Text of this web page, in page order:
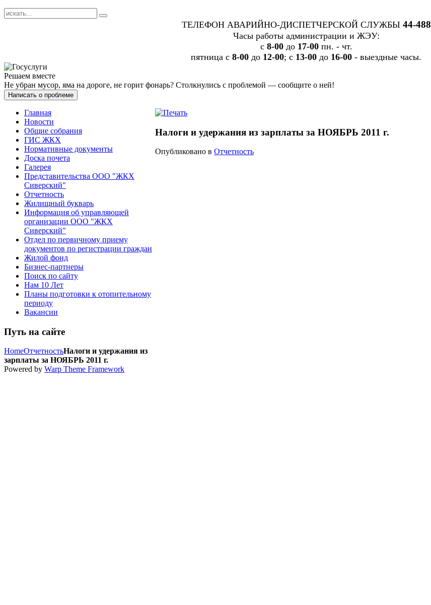
ТЕЛЕФОН АВАРИЙНО-ДИСПЕТЧЕРСКОЙ СЛУЖБЫ 44-488
Часы работы администрации и ЖЭУ:
c 8-00до 17-00пн. - чт.
пятница с 8-00 до 12-00; с 13-00 до 16-00 - выездные часы.
Решаем вместе
Не убран мусор, яма на дороге, не горит фонарь? Столкнулись с проблемой — сообщите о ней!
Написать о проблеме
Налоги и удержания из зарплаты за НОЯБРЬ 2011 г.
Опубликовано в Отчетность
Главная
Новости
Общие собрания
ГИС ЖКХ
Нормативные документы
Доска почета
Галерея
Представительства ООО "ЖКХ
Сиверский"
Отчетность
Жилищный букварь
Информация об управляющей
организации ООО "ЖКХ
Сиверский"
Отдел по первичному приему
документов по регистрации граждан
Жилой фонд
Бизнес-партнеры
Поиск по сайту
Нам 10 Лет
Планы подготовки к отопительному
периоду
Вакансии
Путь на сайте
HomeОтчетностьНалоги и удержания из
зарплаты за НОЯБРЬ 2011 г.
Powered by Warp Theme Framework